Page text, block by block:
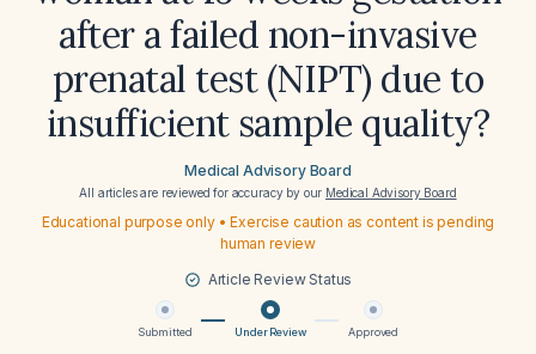
after a failed non-invasive
prenatal test (NIPT) due to
insufficient sample quality?
Medical Advisory Board
All articles are reviewed for accuracy by our Medical Advisory Board
Educational purpose only • Exercise caution as content is pending
human review
Article Review Status
Submitted Under Review Approved